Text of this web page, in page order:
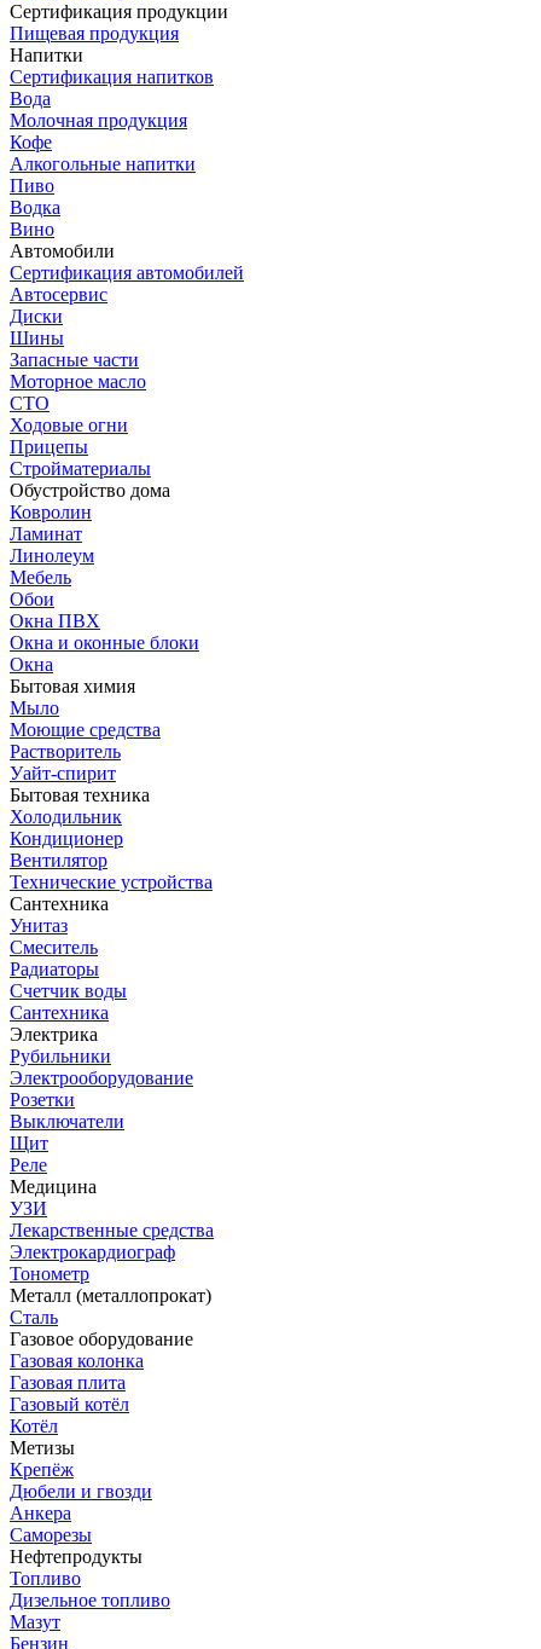
Сертификация продукции
Пищевая продукция
Напитки
Сертификация напитков
Вода
Молочная продукция
Кофе
Алкогольные напитки
Пиво
Водка
Вино
Автомобили
Сертификация автомобилей
Автосервис
Диски
Шины
Запасные части
Моторное масло
СТО
Ходовые огни
Прицепы
Стройматериалы
Обустройство дома
Ковролин
Ламинат
Линолеум
Мебель
Обои
Окна ПВХ
Окна и оконные блоки
Окна
Бытовая химия
Мыло
Моющие средства
Растворитель
Уайт-спирит
Бытовая техника
Холодильник
Кондиционер
Вентилятор
Технические устройства
Сантехника
Унитаз
Смеситель
Радиаторы
Счетчик воды
Сантехника
Электрика
Рубильники
Электрооборудование
Розетки
Выключатели
Щит
Реле
Медицина
УЗИ
Лекарственные средства
Электрокардиограф
Тонометр
Металл (металлопрокат)
Сталь
Газовое оборудование
Газовая колонка
Газовая плита
Газовый котёл
Котёл
Метизы
Крепёж
Дюбели и гвозди
Анкера
Саморезы
Нефтепродукты
Топливо
Дизельное топливо
Мазут
Бензин